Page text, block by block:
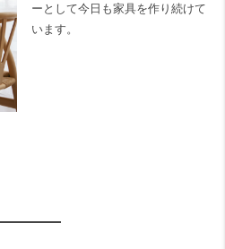
ーとして今日も家具を作り続けて
います。